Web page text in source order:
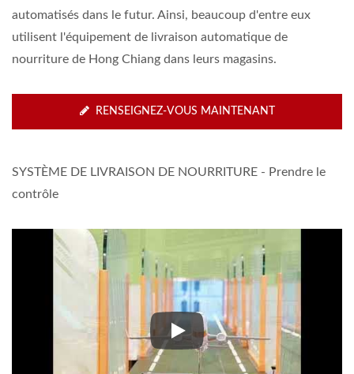
automatisés dans le futur. Ainsi, beaucoup d'entre eux
utilisent l'équipement de livraison automatique de
nourriture de Hong Chiang dans leurs magasins.
RENSEIGNEZ-VOUS MAINTENANT
SYSTÈME DE LIVRAISON DE NOURRITURE - Prendre le
contrôle
SYSTÈME DE LIVRAISON DE